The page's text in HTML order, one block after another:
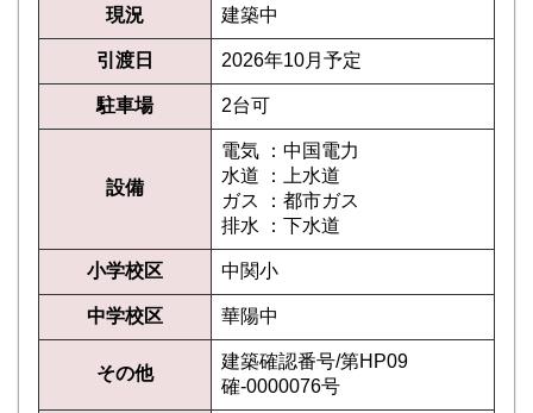
現況 建築中
引渡日 2026年10月予定
駐車場 2台可
設備
電気 ：中国電力
水道 ：上水道
ガス ：都市ガス
排水 ：下水道
小学校区 中関小
中学校区 華陽中
その他
建築確認番号/第HP09
確-0000076号